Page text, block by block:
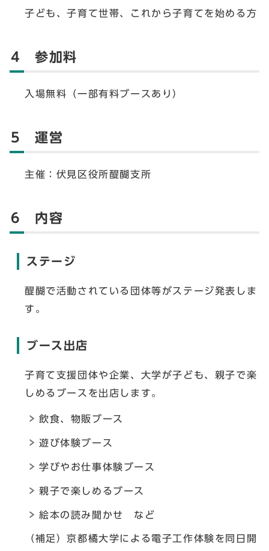
子ども、子育て世帯、これから子育てを始める方
4 参加料
入場無料（一部有料ブースあり）
5 運営
主催：伏見区役所醍醐支所
6 内容
ステージ
醍醐で活動されている団体等がステージ発表しま
す。
ブース出店
子育て支援団体や企業、大学が子ども、親子で楽
しめるブースを出店します。
飲食、物販ブース
遊び体験ブース
学びやお仕事体験ブース
親子で楽しめるブース
絵本の読み聞かせ など
（補足）京都橘大学による電子工作体験を同日開